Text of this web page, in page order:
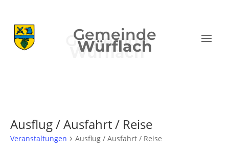
Gemeinde
Würflach
Ausflug / Ausfahrt / Reise
Veranstaltungen Ausflug / Ausfahrt / Reise